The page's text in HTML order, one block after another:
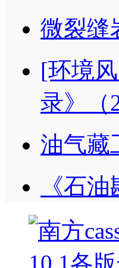
微裂缝
[环境
录》（
油气藏
《石